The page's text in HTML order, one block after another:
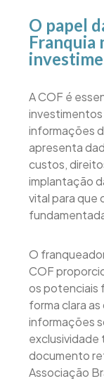
O papel
Franquia
A COF é
informações
apresenta
custos,
implantação
vital para que
O
COF
os potenciais
forma clara
informações
exclusividade
documento
Associação